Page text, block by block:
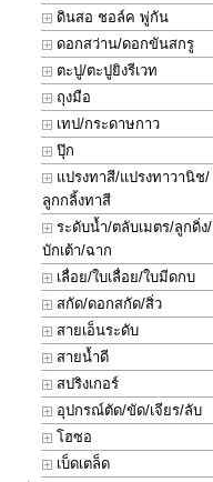
ดินสอ ชอล์ค พู่กัน
ดอกสว่าน/ดอกขันสกรู
ตะปู/ตะปูยิงรีเวท
ถุงมือ
เทป/กระดาษกาว
ปุ๊ก
แปรงทาสี/แปรงทาวานิช/
ลูกกลิ้งทาสี
ระดับน้ำ/ตลับเมตร/ลูกดิ่ง/
บักเต้า/ฉาก
เลื่อย/ใบเลื่อย/ใบมีดกบ
สกัด/ดอกสกัด/สิ่ว
สายเอ็นระดับ
สายน้ำดี
สปริงเกอร์
อุปกรณ์ตัด/ขัด/เจียร/ลับ
โฮซอ
เบ็ดเตล็ด